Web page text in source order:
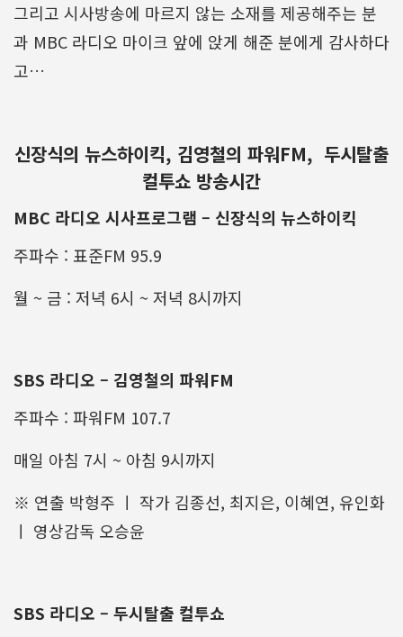
그리고 시사방송에 마르지 않는 소재를 제공해주는 분
과 MBC 라디오 마이크 앞에 앉게 해준 분에게 감사하다
고…
신장식의 뉴스하이킥, 김영철의 파워FM, 두시탈출
컬투쇼 방송시간
MBC 라디오 시사프로그램 – 신장식의 뉴스하이킥
주파수 : 표준FM 95.9
월 ~ 금 : 저녁 6시 ~ 저녁 8시까지
SBS 라디오 – 김영철의 파워FM
주파수 : 파워FM 107.7
매일 아침 7시 ~ 아침 9시까지
※ 연출 박형주 ㅣ 작가 김종선, 최지은, 이혜연, 유인화
ㅣ 영상감독 오승윤
SBS 라디오 – 두시탈출 컬투쇼